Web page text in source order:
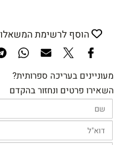
הוסף לרשימת
מעוניינים בעריכה ספרותית?
השאירו פרטים ונחזור בהקדם